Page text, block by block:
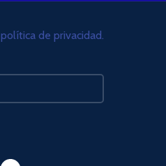
política de privacidad.